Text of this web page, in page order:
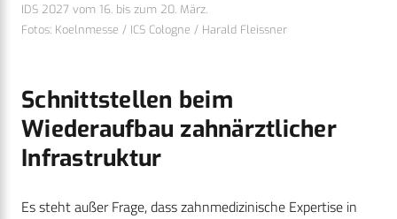
IDS 2027 vom 16. bis zum 20. März.
Fotos: Koelnmesse / ICS Cologne / Harald Fleissner
Schnittstellen beim
Wiederaufbau zahnärztlicher
Infrastruktur
Es steht außer Frage, dass zahnmedizinische Expertise in